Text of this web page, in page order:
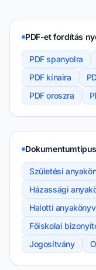
PDF-et fordítás
PDF spanyolra
PDF kínaira
PDF oroszra
Születési
Házassági
Halotti
Főiskolai
Jogosítvány